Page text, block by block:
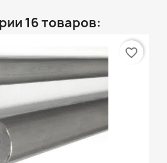
16 товаров:
favorite_border